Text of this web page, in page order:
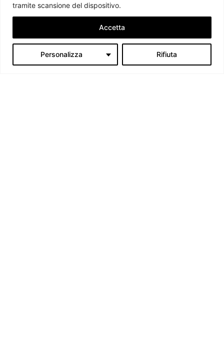
tramite scansione del dispositivo.
Personalizza Rifiuta
Accetta